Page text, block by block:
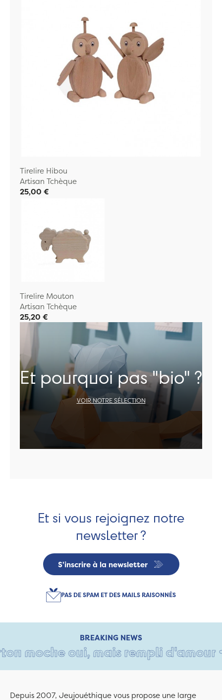
Tirelire Hibou
Artisan Tchèque
25,00 €
Tirelire Mouton
Artisan Tchèque
25,20 €
Et pourquoi pas "bio" ?
VOIR NOTRE SÉLECTION
Et si vous rejoignez notre
newsletter ?
S'inscrire à la newsletter
PAS DE SPAM ET DES MAILS RAISONNÉS
BREAKING NEWS
moche oui, mais rempli d'amour •
Depuis 2007, Jeujouéthique vous propose une large